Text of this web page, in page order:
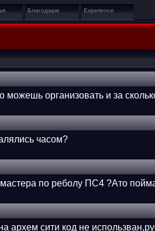
Благодарю Experience
можешь организовать и за
часом?
по реболу ПС4 ?Ато
архем сити код не